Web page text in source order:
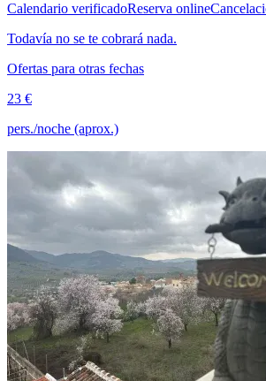
Calendario verificadoReserva online
Todavía no se te cobrará nada.
Ofertas para otras fechas
23 €
pers./noche (aprox.)